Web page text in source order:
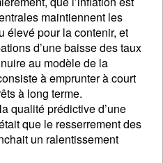
maintiennent les
élevé pour la contenir, et
d’une baisse des taux
au modèle de la
à emprunter à court
à long terme.
qualité prédictive d’une
que le resserrement des
un ralentissement